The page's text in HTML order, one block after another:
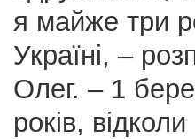
я майже три
Україні, –
Олег. – 1
років,